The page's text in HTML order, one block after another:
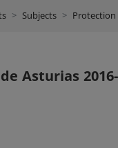
Subjects
Asturias 2016-